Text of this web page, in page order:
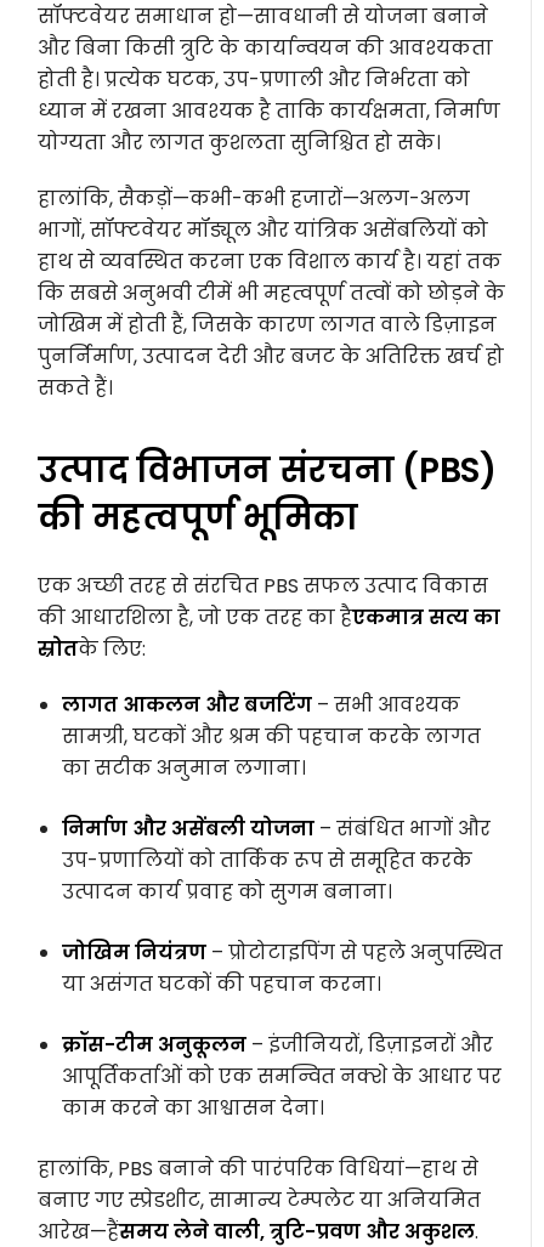
सॉफ्टवेयर समाधान हो—सावधानी से योजना बनाने
और बिना किसी त्रुटि के कार्यान्वयन की आवश्यकता
होती है। प्रत्येक घटक, उप-प्रणाली और निर्भरता को
ध्यान में रखना आवश्यक है ताकि कार्यक्षमता, निर्माण
योग्यता और लागत कुशलता सुनिश्चित हो सके।
हालांकि, सैकड़ों—कभी-कभी हजारों—अलग-अलग
भागों, सॉफ्टवेयर मॉड्यूल और यांत्रिक असेंबलियों को
हाथ से व्यवस्थित करना एक विशाल कार्य है। यहां तक
कि सबसे अनुभवी टीमें भी महत्वपूर्ण तत्वों को छोड़ने के
जोखिम में होती हैं, जिसके कारण लागत वाले डिज़ाइन
पुनर्निर्माण, उत्पादन देरी और बजट के अतिरिक्त खर्च हो
सकते हैं।
उत्पाद विभाजन संरचना (PBS)
की महत्वपूर्ण भूमिका
एक अच्छी तरह से संरचित PBS सफल उत्पाद विकास
की आधारशिला है, जो एक तरह का हैएकमात्र सत्य का
स्रोतके लिए:
लागत आकलन और बजटिंग – सभी आवश्यक
सामग्री, घटकों और श्रम की पहचान करके लागत
का सटीक अनुमान लगाना।
निर्माण और असेंबली योजना – संबंधित भागों और
उप-प्रणालियों को तार्किक रूप से समूहित करके
उत्पादन कार्य प्रवाह को सुगम बनाना।
जोखिम नियंत्रण – प्रोटोटाइपिंग से पहले अनुपस्थित
या असंगत घटकों की पहचान करना।
क्रॉस-टीम अनुकूलन – इंजीनियरों, डिज़ाइनरों और
आपूर्तिकर्ताओं को एक समन्वित नक्शे के आधार पर
काम करने का आश्वासन देना।
हालांकि, PBS बनाने की पारंपरिक विधियां—हाथ से
बनाए गए स्प्रेडशीट, सामान्य टेम्पलेट या अनियमित
आरेख—हैंसमय लेने वाली, त्रुटि-प्रवण और अकुशल.